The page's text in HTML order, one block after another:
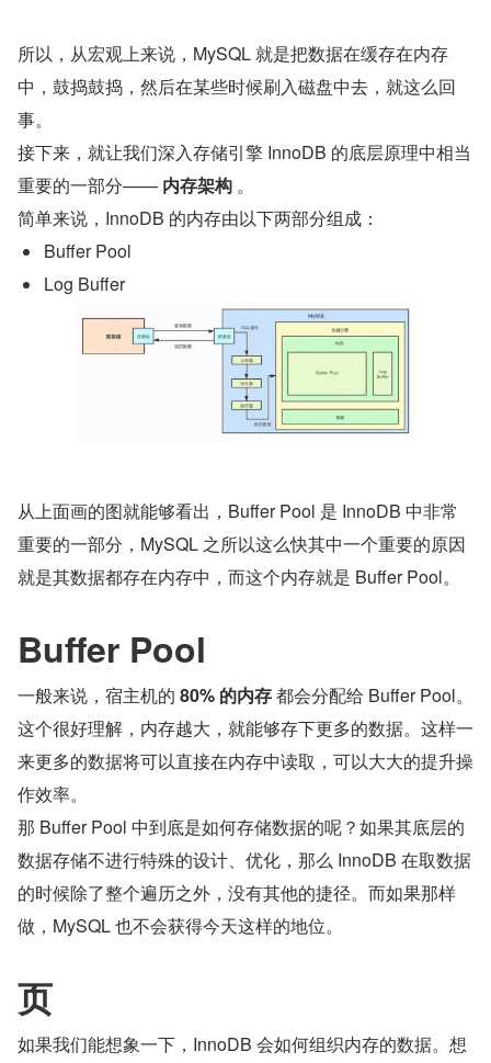
所以，从宏观上来说，MySQL 就是把数据在缓存在内存
中，鼓捣鼓捣，然后在某些时候刷入磁盘中去，就这么回
事。
接下来，就让我们深入存储引擎 InnoDB 的底层原理中相当
重要的一部分—— 内存架构 。
简单来说，InnoDB 的内存由以下两部分组成：
Buffer Pool
Log Buffer
从上面画的图就能够看出，Buffer Pool 是 InnoDB 中非常
重要的一部分，MySQL 之所以这么快其中一个重要的原因
就是其数据都存在内存中，而这个内存就是 Buffer Pool。
Buffer Pool
一般来说，宿主机的 80% 的内存 都会分配给 Buffer Pool。
这个很好理解，内存越大，就能够存下更多的数据。这样一
来更多的数据将可以直接在内存中读取，可以大大的提升操
作效率。
那 Buffer Pool 中到底是如何存储数据的呢？如果其底层的
数据存储不进行特殊的设计、优化，那么 InnoDB 在取数据
的时候除了整个遍历之外，没有其他的捷径。而如果那样
做，MySQL 也不会获得今天这样的地位。
页
如果我们能想象一下，InnoDB 会如何组织内存的数据。想